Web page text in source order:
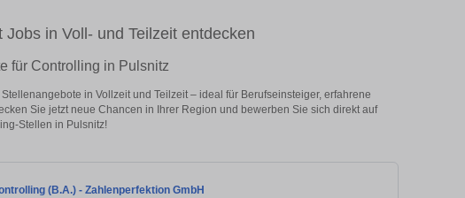
in Voll- und Teilzeit entdecken
für Controlling in Pulsnitz
in Vollzeit und Teilzeit – ideal für Berufseinsteiger, erfahrene
Sie jetzt neue Chancen in Ihrer Region und bewerben Sie sich direkt auf
Stellen in Pulsnitz!
(B.A.) - Zahlenperfektion GmbH